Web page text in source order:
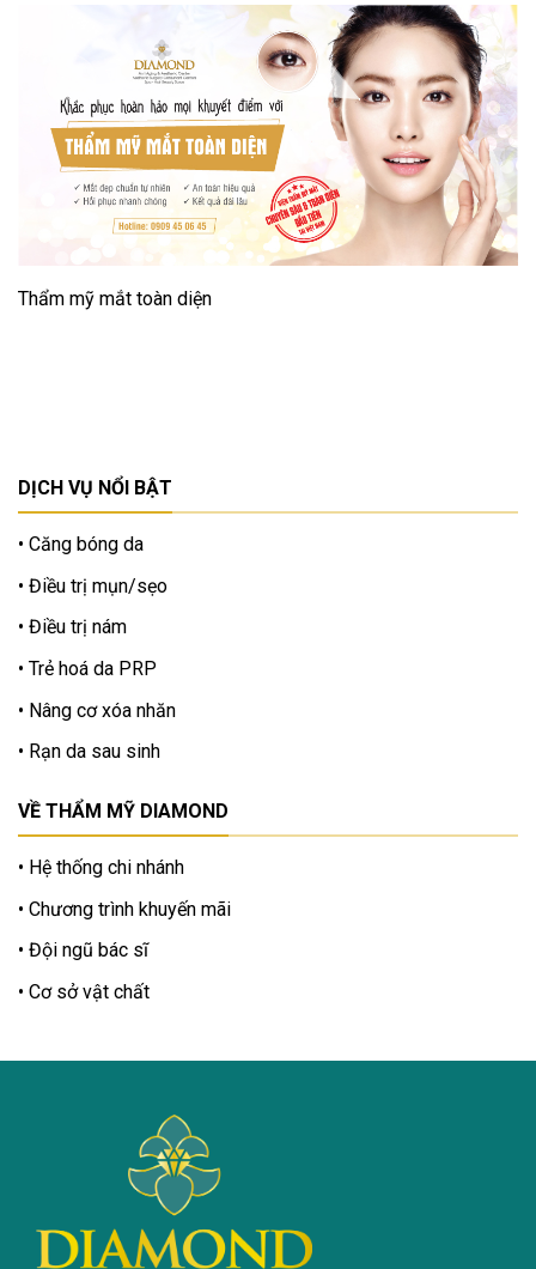
Thẩm mỹ mắt toàn diện
DỊCH VỤ NỔI BẬT
Căng bóng da
Điều trị mụn/sẹo
Điều trị nám
Trẻ hoá da PRP
Nâng cơ xóa nhăn
Rạn da sau sinh
VỀ THẨM MỸ DIAMOND
Hệ thống chi nhánh
Chương trình khuyến mãi
Đội ngũ bác sĩ
Cơ sở vật chất